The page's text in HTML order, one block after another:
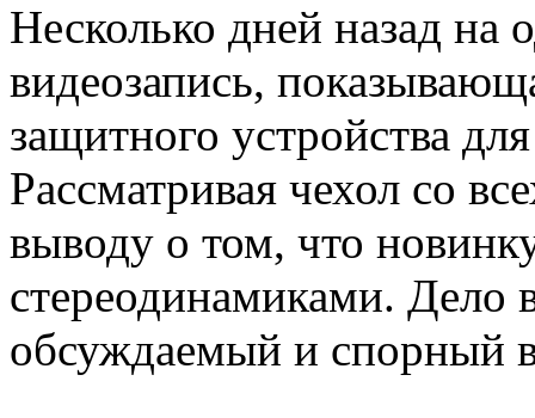
Несколько дней назад на
видеозапись,
защитного устройства
Рассматривая чехол со
выводу о том, что
стереодинамиками. Дело
обсуждаемый и спорный